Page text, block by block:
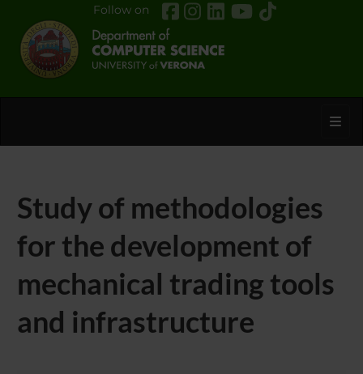
Follow on
Study of methodologies
for the development of
mechanical trading tools
and infrastructure